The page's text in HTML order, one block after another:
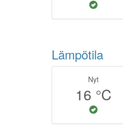
Lämpötila
Nyt
16 °C